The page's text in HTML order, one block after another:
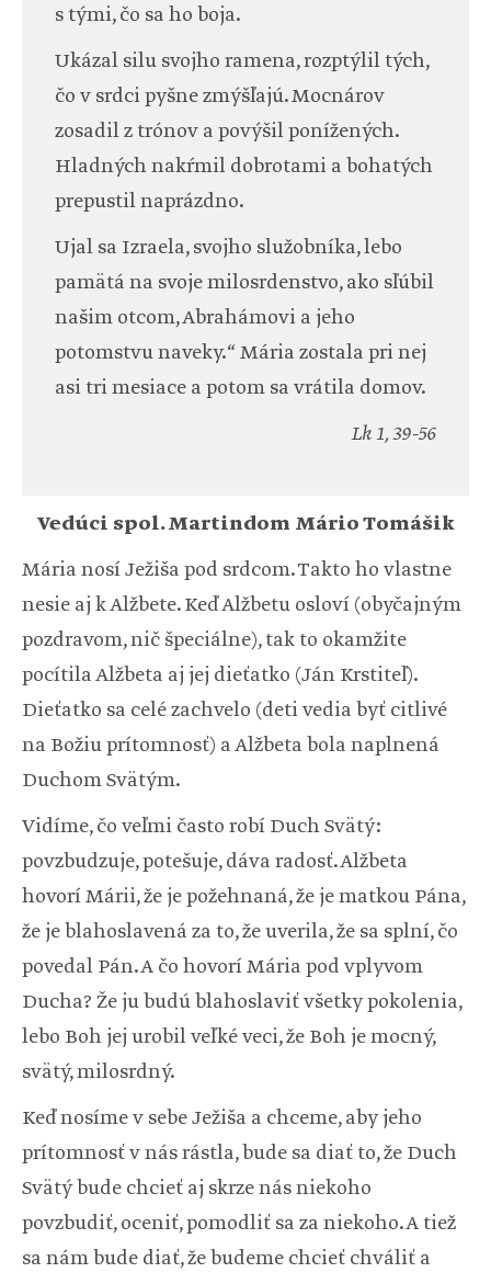
s tými, čo sa ho boja.
Ukázal silu svojho ramena, rozptýlil tých,
čo v srdci pyšne zmýšľajú. Mocnárov
zosadil z trónov a povýšil ponížených.
Hladných nakŕmil dobrotami a bohatých
prepustil naprázdno.
Ujal sa Izraela, svojho služobníka, lebo
pamätá na svoje milosrdenstvo, ako sľúbil
našim otcom, Abrahámovi a jeho
potomstvu naveky.“ Mária zostala pri nej
asi tri mesiace a potom sa vrátila domov.
Lk 1, 39-56
Vedúci spol. Martindom Mário Tomášik
Mária nosí Ježiša pod srdcom. Takto ho vlastne
nesie aj k Alžbete. Keď Alžbetu osloví (obyčajným
pozdravom, nič špeciálne), tak to okamžite
pocítila Alžbeta aj jej dieťatko (Ján Krstiteľ).
Dieťatko sa celé zachvelo (deti vedia byť citlivé
na Božiu prítomnosť) a Alžbeta bola naplnená
Duchom Svätým.
Vidíme, čo veľmi často robí Duch Svätý:
povzbudzuje, potešuje, dáva radosť. Alžbeta
hovorí Márii, že je požehnaná, že je matkou Pána,
že je blahoslavená za to, že uverila, že sa splní, čo
povedal Pán. A čo hovorí Mária pod vplyvom
Ducha? Že ju budú blahoslaviť všetky pokolenia,
lebo Boh jej urobil veľké veci, že Boh je mocný,
svätý, milosrdný.
Keď nosíme v sebe Ježiša a chceme, aby jeho
prítomnosť v nás rástla, bude sa diať to, že Duch
Svätý bude chcieť aj skrze nás niekoho
povzbudiť, oceniť, pomodliť sa za niekoho. A tiež
sa nám bude diať, že budeme chcieť chváliť a